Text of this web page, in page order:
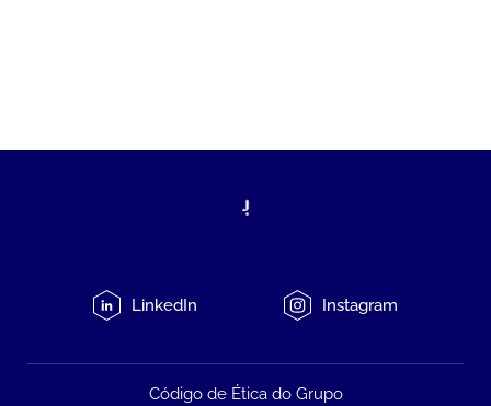
LinkedIn Instagram
Código de Ética do Grupo